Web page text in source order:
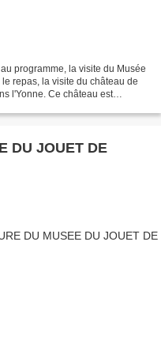
programme, la visite du Musée
repas, la visite du château de
l'Yonne. Ce château est
DU JOUET DE